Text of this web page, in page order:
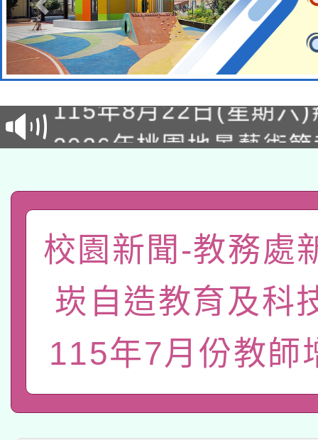
轉知經濟部水利署委託
業技術研究院辦理「
用水績優單位及節水達
115年8月22日(星期六
桃園市孔廟祈福系列
2026年桃園地景藝術
關事宜
轉知教育部國民及學前
國立臺灣師範大學辦理
年度健康促進學校輔導
業成長研習」實施計畫
函轉國家教育研究院中
原住民族教育政策研討
族教育國際趨勢與發展
新北市政府教育局辦理
師專業成長研習實施計
方素養工作坊新北場」
函轉國立臺灣師範大學
族語言臺北學習中心
「族語學習班」招生簡
轉知有關國立成功大學
文教學共融平台-教案
轉知經濟部水利署委託
校園新聞-教務處
崁自造教育及科
115年7月份教師